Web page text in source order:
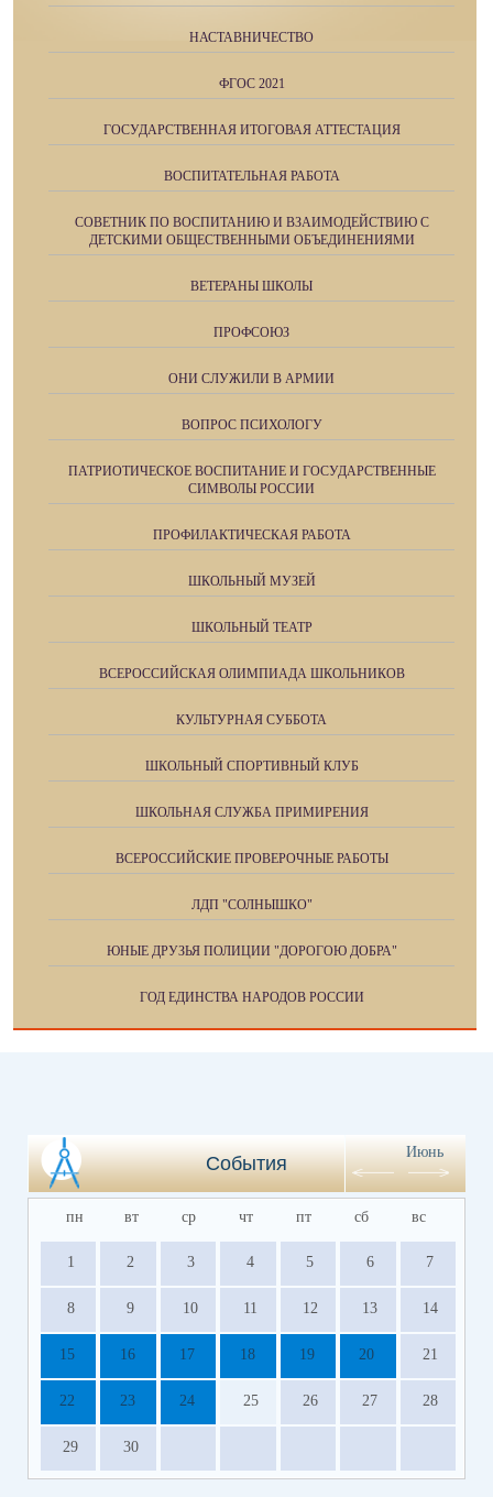
НАСТАВНИЧЕСТВО
ФГОС 2021
ГОСУДАРСТВЕННАЯ ИТОГОВАЯ АТТЕСТАЦИЯ
ВОСПИТАТЕЛЬНАЯ РАБОТА
СОВЕТНИК ПО ВОСПИТАНИЮ И ВЗАИМОДЕЙСТВИЮ С
ДЕТСКИМИ ОБЩЕСТВЕННЫМИ ОБЪЕДИНЕНИЯМИ
ВЕТЕРАНЫ ШКОЛЫ
ПРОФСОЮЗ
ОНИ СЛУЖИЛИ В АРМИИ
ВОПРОС ПСИХОЛОГУ
ПАТРИОТИЧЕСКОЕ ВОСПИТАНИЕ И ГОСУДАРСТВЕННЫЕ
СИМВОЛЫ РОССИИ
ПРОФИЛАКТИЧЕСКАЯ РАБОТА
ШКОЛЬНЫЙ МУЗЕЙ
ШКОЛЬНЫЙ ТЕАТР
ВСЕРОССИЙСКАЯ ОЛИМПИАДА ШКОЛЬНИКОВ
КУЛЬТУРНАЯ СУББОТА
ШКОЛЬНЫЙ СПОРТИВНЫЙ КЛУБ
ШКОЛЬНАЯ СЛУЖБА ПРИМИРЕНИЯ
ВСЕРОССИЙСКИЕ ПРОВЕРОЧНЫЕ РАБОТЫ
ЛДП "СОЛНЫШКО"
ЮНЫЕ ДРУЗЬЯ ПОЛИЦИИ "ДОРОГОЮ ДОБРА"
ГОД ЕДИНСТВА НАРОДОВ РОССИИ
События
Июнь
пн вт ср чт пт сб вс
1 2 3 4 5 6 7
8 9 10 11 12 13 14
15 16 17 18 19 20 21
22 23 24 25 26 27 28
29 30